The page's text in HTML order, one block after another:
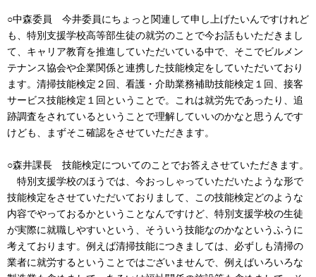
○中森委員 今井委員にちょっと関連して申し上げたいんですけれど
も、特別支援学校高等部生徒の就労のことで今お話もいただきまし
て、キャリア教育を推進していただいている中で、そこでビルメン
テナンス協会や企業関係と連携した技能検定をしていただいており
ます。清掃技能検定２回、看護・介助業務補助技能検定１回、接客
サービス技能検定１回ということで。これは就労先であったり、追
跡調査をされているということで理解していいのかなと思うんです
けども、まずそこ確認をさせていただきます。
○森井課長 技能検定についてのことでお答えさせていただきます。
特別支援学校のほうでは、今おっしゃっていただいたような形で
技能検定をさせていただいておりまして、この技能検定どのような
内容でやっておるかということなんですけど、特別支援学校の生徒
が実際に就職しやすいという、そういう技能なのかなというふうに
考えております。例えば清掃技能につきましては、必ずしも清掃の
業者に就労するということではございませんで、例えばいろいろな